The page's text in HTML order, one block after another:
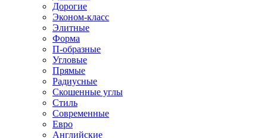
Дорогие
Эконом-класс
Элитные
Форма
П-образные
Угловые
Прямые
Радиусные
Скошенные углы
Стиль
Современные
Евро
Английские